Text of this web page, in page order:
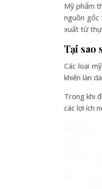
Mỹ phẩm
nguồn gốc
xuất từ
Tại sao
Các loại
khiến làn
Trong khi
các lợi ích